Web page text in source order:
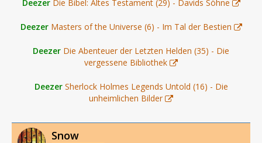
Deezer Die Bibel: Altes Testament (29) - Davids Söhne
Deezer Masters of the Universe (6) - Im Tal der Bestien
Deezer Die Abenteuer der Letzten Helden (35) - Die
vergessene Bibliothek
Deezer Sherlock Holmes Legends Untold (16) - Die
unheimlichen Bilder
Snow